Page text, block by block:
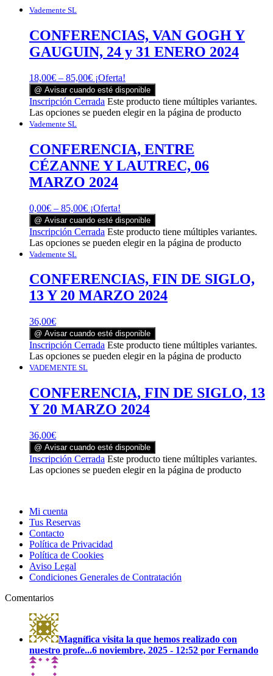
Vademente SL
CONFERENCIAS, VAN GOGH Y
GAUGUIN, 24 y 31 ENERO 2024
18,00€ – 85,00€ ¡Oferta!
@ Avisar cuando esté disponible
Inscripción Cerrada Este producto tiene múltiples variantes.
Las opciones se pueden elegir en la página de producto
Vademente SL
CONFERENCIA, ENTRE
CÉZANNE Y LAUTREC, 06
MARZO 2024
0,00€ – 85,00€ ¡Oferta!
@ Avisar cuando esté disponible
Inscripción Cerrada Este producto tiene múltiples variantes.
Las opciones se pueden elegir en la página de producto
Vademente SL
CONFERENCIAS, FIN DE SIGLO,
13 Y 20 MARZO 2024
36,00€
@ Avisar cuando esté disponible
Inscripción Cerrada Este producto tiene múltiples variantes.
Las opciones se pueden elegir en la página de producto
VADEMENTE SL
CONFERENCIA, FIN DE SIGLO, 13
Y 20 MARZO 2024
36,00€
@ Avisar cuando esté disponible
Inscripción Cerrada Este producto tiene múltiples variantes.
Las opciones se pueden elegir en la página de producto
Mi cuenta
Tus Reservas
Contacto
Política de Privacidad
Política de Cookies
Aviso Legal
Condiciones Generales de Contratación
Comentarios
Magnífica visita la que hemos realizado con
nuestro profe...6 noviembre, 2025 - 12:52 por Fernando